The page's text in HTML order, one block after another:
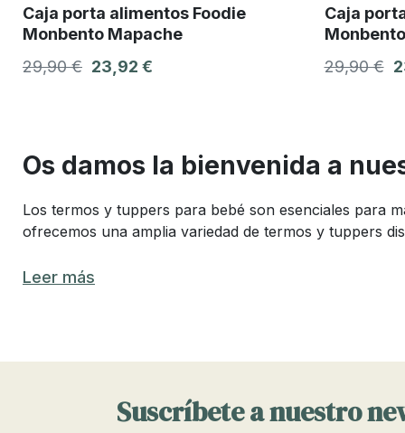
Caja porta alimentos Foodie
Monbento Mapache
29,90 € 23,92 €
Caja
29,90 €
Os damos la bienvenida a
Los termos y tuppers para bebé son esenciales para
ofrecemos una amplia variedad de termos y tuppers
Los mejores termos para comida
factores como la capacidad y la duración del
Leer más
Suscríbete a nuestro